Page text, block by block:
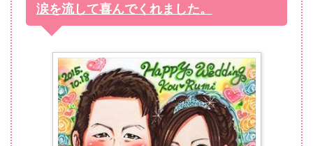
涙を流して喜んでくれました。